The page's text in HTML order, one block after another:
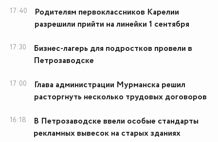
17:40
Родителям первоклассников Карелии
разрешили прийти на линейки 1 сентября
17:30
Бизнес-лагерь для подростков провели в
Петрозаводске
17:00
Глава администрации Мурманска решил
расторгнуть несколько трудовых договоров
16:18
В Петрозаводске ввели особые стандарты
рекламных вывесок на старых зданиях